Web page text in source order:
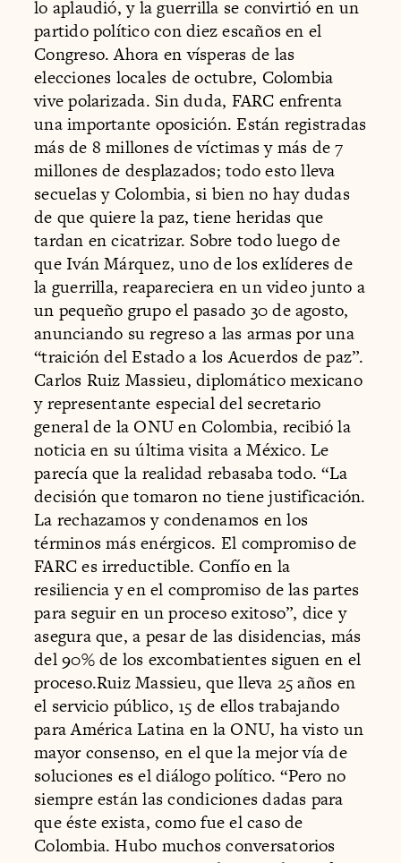
lo aplaudió, y la guerrilla se convirtió en un
partido político con diez escaños en el
Congreso. Ahora en vísperas de las
elecciones locales de octubre, Colombia
vive polarizada. Sin duda, FARC enfrenta
una importante oposición. Están registradas
más de 8 millones de víctimas y más de 7
millones de desplazados; todo esto lleva
secuelas y Colombia, si bien no hay dudas
de que quiere la paz, tiene heridas que
tardan en cicatrizar. Sobre todo luego de
que Iván Márquez, uno de los exlíderes de
la guerrilla, reapareciera en un video junto a
un pequeño grupo el pasado 30 de agosto,
anunciando su regreso a las armas por una
“traición del Estado a los Acuerdos de paz”.
Carlos Ruiz Massieu, diplomático mexicano
y representante especial del secretario
general de la ONU en Colombia, recibió la
noticia en su última visita a México. Le
parecía que la realidad rebasaba todo. “La
decisión que tomaron no tiene justificación.
La rechazamos y condenamos en los
términos más enérgicos. El compromiso de
FARC es irreductible. Confío en la
resiliencia y en el compromiso de las partes
para seguir en un proceso exitoso”, dice y
asegura que, a pesar de las disidencias, más
del 90% de los excombatientes siguen en el
proceso.Ruiz Massieu, que lleva 25 años en
el servicio público, 15 de ellos trabajando
para América Latina en la ONU, ha visto un
mayor consenso, en el que la mejor vía de
soluciones es el diálogo político. “Pero no
siempre están las condiciones dadas para
que éste exista, como fue el caso de
Colombia. Hubo muchos conversatorios